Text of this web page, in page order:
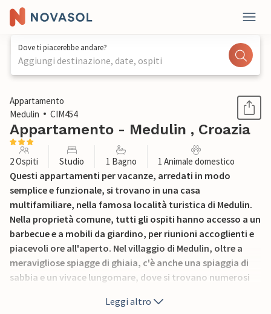
Dove ti piacerebbe andare?
Aggiungi destinazione, date, ospiti
1 / 27
Appartamento
Medulin
CIM454
Appartamento - Medulin , Croazia
2 Ospiti Studio 1 Bagno 1 Animale domestico
Questi appartamenti per vacanze, arredati in modo
semplice e funzionale, si trovano in una casa
multifamiliare, nella famosa località turistica di Medulin.
Nella proprietà comune, tutti gli ospiti hanno accesso a un
barbecue e a mobili da giardino, per riunioni accoglienti e
piacevoli ore all'aperto. Nel villaggio di Medulin, oltre a
meravigliose spiagge di ghiaia, c'è anche una spiaggia di
sabbia e un vivace lungomare, dove si trovano numerosi
immersioni, ciclismo, gite in barca e visite ai siti
Leggi altro